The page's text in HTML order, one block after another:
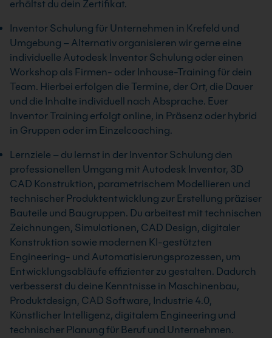
erhältst du dein Zertifikat.
Inventor Schulung für Unternehmen in Krefeld und
Umgebung – Alternativ organisieren wir gerne eine
individuelle Autodesk Inventor Schulung oder einen
Workshop als Firmen- oder Inhouse-Training für dein
Team. Hierbei erfolgen die Termine, der Ort, die Dauer
und die Inhalte individuell nach Absprache. Euer
Inventor Training erfolgt online, in Präsenz oder hybrid
in Gruppen oder im Einzelcoaching.
Lernziele – du lernst in der Inventor Schulung den
professionellen Umgang mit Autodesk Inventor, 3D
CAD Konstruktion, parametrischem Modellieren und
technischer Produktentwicklung zur Erstellung präziser
Bauteile und Baugruppen. Du arbeitest mit technischen
Zeichnungen, Simulationen, CAD Design, digitaler
Konstruktion sowie modernen KI-gestützten
Engineering- und Automatisierungsprozessen, um
Entwicklungsabläufe effizienter zu gestalten. Dadurch
verbesserst du deine Kenntnisse in Maschinenbau,
Produktdesign, CAD Software, Industrie 4.0,
Künstlicher Intelligenz, digitalem Engineering und
technischer Planung für Beruf und Unternehmen.